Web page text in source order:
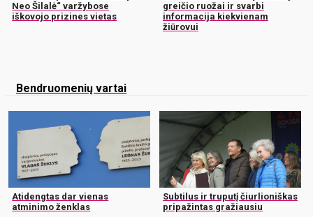
Neo Šilalė“ varžybose
iškovojo prizines vietas
greičio ruožai ir svarbi
informacija kiekvienam
žiūrovui
Bendruomenių vartai
Atidengtas dar vienas
atminimo ženklas
Subtilus ir truputį čiurlioniškas
pripažintas gražiausiu